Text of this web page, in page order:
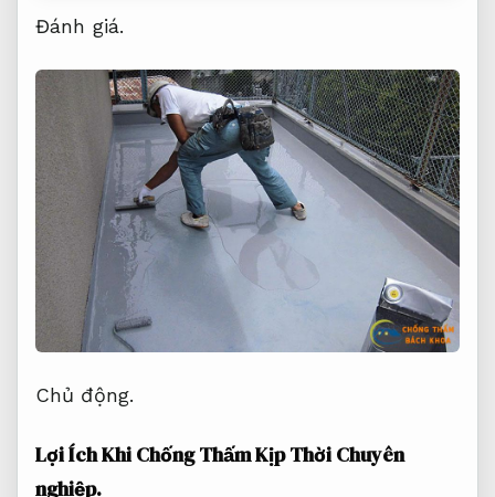
Đánh giá.
Chủ động.
Lợi Ích Khi Chống Thấm Kịp ThờiChuyên
nghiệp.